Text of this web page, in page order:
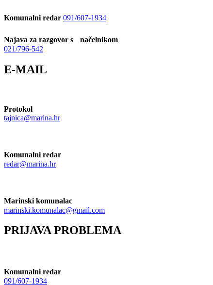
Komunalni redar 091/607-1934
Najava za razgovor s načelnikom
021/796-542
E-MAIL
Protokol
tajnica@marina.hr
Komunalni redar
redar@marina.hr
Marinski komunalac
marinski.komunalac@gmail.com
PRIJAVA PROBLEMA
Komunalni redar
091/607-1934